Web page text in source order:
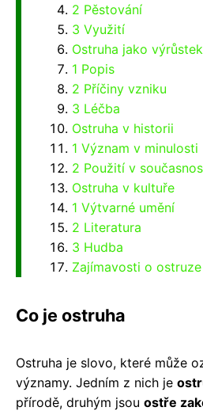
2 Pěstování
3 Využití
Ostruha jako
1 Popis
2 Příčiny vzniku
3 Léčba
Ostruha v historii
1 Význam v minulosti
2 Použití v
Ostruha v kultuře
1 Výtvarné umění
2 Literatura
3 Hudba
Zajímavosti o ostruze
Co je ostruha
Ostruha je slovo, které může
významy. Jedním z nich je
přírodě, druhým jsou ostře